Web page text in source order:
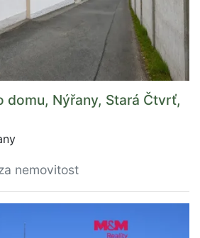
domu, Nýřany, Stará Čtvrť,
nemovitost